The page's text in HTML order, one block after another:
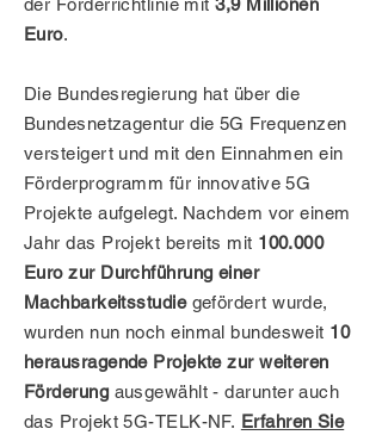
der Förderrichtlinie mit3,9 Millionen
Euro.
Die Bundesregierung hat über die
Bundesnetzagentur die 5G Frequenzen
versteigert und mit den Einnahmen ein
Förderprogramm für innovative 5G
Projekte aufgelegt. Nachdem vor einem
Jahr das Projekt bereits mit 100.000
Euro zur Durchführung einer
Machbarkeitsstudiegefördert wurde,
wurden nun noch einmal bundesweit 10
herausragende Projekte zur weiteren
Förderung ausgewählt - darunter auch
das Projekt 5G-TELK-NF. Erfahren Sie